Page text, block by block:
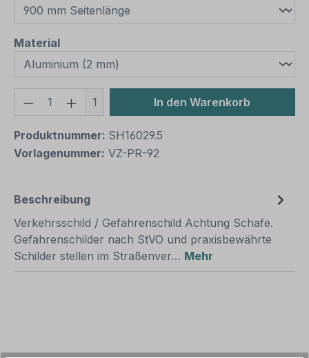
Materialauswählen
Produkt Anzahl: Gib den
1 In den Warenkorb
Produktnummer: SH16029.5
Vorlagenummer: VZ-PR-92
Beschreibung
Verkehrsschild / Gefahrenschild Achtung Schafe.
Gefahrenschilder nach StVO und praxisbewährte
Schilder stellen im Straßenver… Mehr